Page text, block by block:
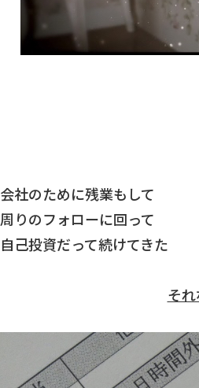
会社のために残業もして
周りのフォローに回って
自己投資だって続けてきた
そ